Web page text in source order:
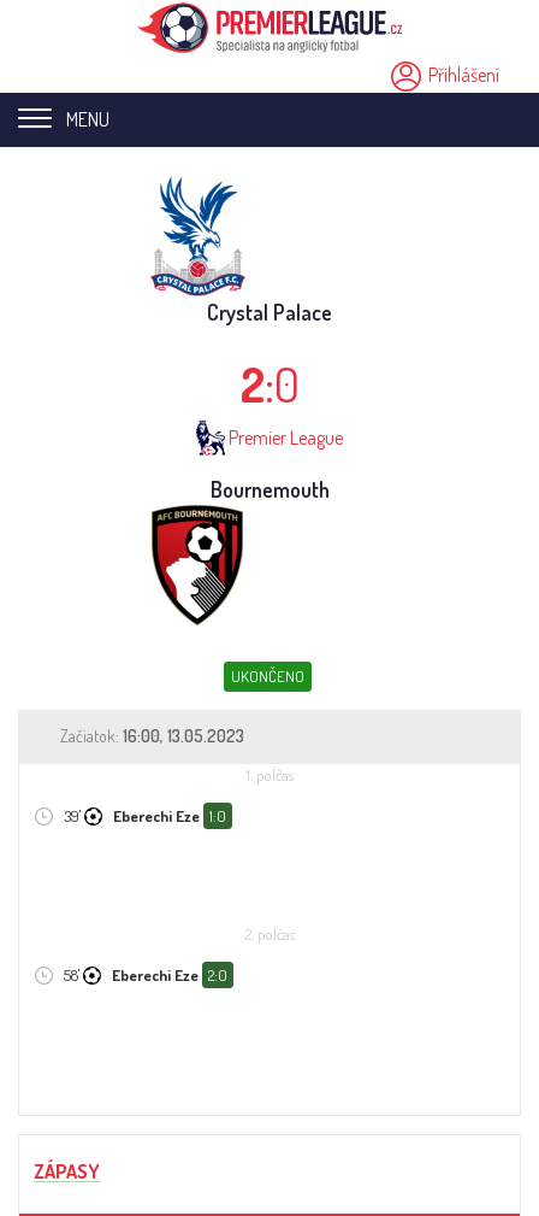
Přihlášení
MENU
Sázkové kanceláře
Crystal Palace
2:0
Premier League
Bournemouth
UKONČENO
Začiatok: 16:00, 13.05.2023
1. polčas
39' Eberechi Eze 1:0
2. polčas
58' Eberechi Eze 2:0
ZÁPASY